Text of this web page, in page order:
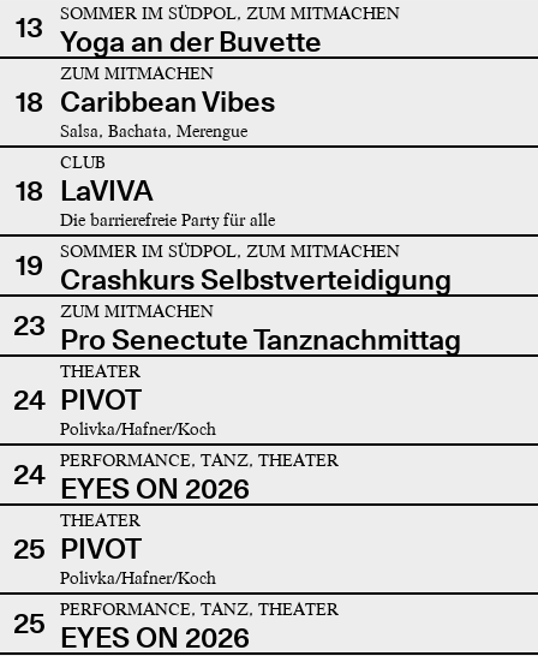
13 SOMMER IM SÜDPOL, ZUM MITMACHEN
Yoga an der Buvette
18
ZUM MITMACHEN
Caribbean Vibes
Salsa, Bachata, Merengue
18
CLUB
LaVIVA
Die barrierefreie Party für alle
19 SOMMER IM SÜDPOL, ZUM MITMACHEN
Crashkurs Selbstverteidigung
23
ZUM MITMACHEN
Pro Senectute Tanznachmittag
24
THEATER
PIVOT
Polivka/Hafner/Koch
24 PERFORMANCE, TANZ, THEATER
EYES ON 2026
25
THEATER
PIVOT
Polivka/Hafner/Koch
25 PERFORMANCE, TANZ, THEATER
EYES ON 2026